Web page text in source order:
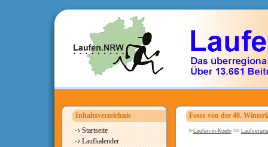
Inhaltsverzeichnis
Startseite
Laufkalender
Fotos von der 40.
Laufen-in-Koeln>>